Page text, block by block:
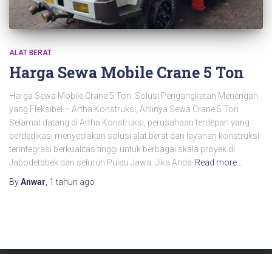
ALAT BERAT
Harga Sewa Mobile Crane 5 Ton
Harga Sewa Mobile Crane 5 Ton: Solusi Pengangkatan Menengah
yang Fleksibel – Artha Konstruksi, Ahlinya Sewa Crane 5 Ton
Selamat datang di Artha Konstruksi, perusahaan terdepan yang
berdedikasi menyediakan solusi alat berat dan layanan konstruksi
terintegrasi berkualitas tinggi untuk berbagai skala proyek di
Jabodetabek dan seluruh Pulau Jawa. Jika Anda Read more…
ByAnwar 1 tahun ago